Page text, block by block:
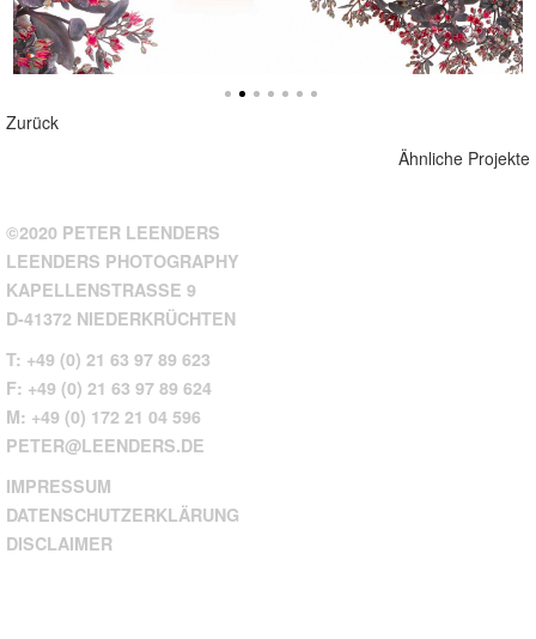
Zurück
Ähnliche Projekte
©2020 PETER LEENDERS
LEENDERS PHOTOGRAPHY
KAPELLENSTRASSE 9
D-41372 NIEDERKRÜCHTEN
T: +49 (0) 21 63 97 89 623
F: +49 (0) 21 63 97 89 624
M: +49 (0) 172 21 04 596
PETER@LEENDERS.DE
IMPRESSUM
DATENSCHUTZERKLÄRUNG
DISCLAIMER